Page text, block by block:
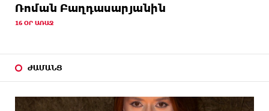
Ռոման Բաղդասարյանին
16 ՕՐ ԱՌԱՋ
ԺԱՄԱՆՑ